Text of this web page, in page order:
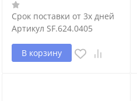
Срок поставки от 3х дней
Артикул SF.624.0405
В корзину